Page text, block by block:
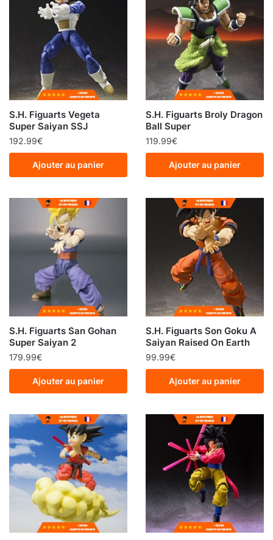
S.H. Figuarts Vegeta
Super Saiyan SSJ
192.99€
Ajouter au panier
S.H. Figuarts Broly Dragon
Ball Super
119.99€
Ajouter au panier
S.H. Figuarts San Gohan
Super Saiyan 2
179.99€
Ajouter au panier
S.H. Figuarts Son Goku A
Saiyan Raised On Earth
99.99€
Ajouter au panier